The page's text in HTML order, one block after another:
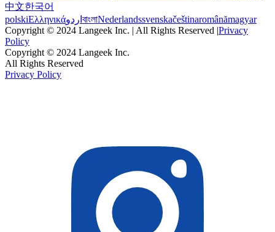
中文한국어
polskiΕλληνικάاردو বাংলাNederlandssvenskačeštinaromânămagyar
Copyright © 2024 Langeek Inc. | All Rights Reserved |Privacy
Policy
Copyright © 2024 Langeek Inc.
All Rights Reserved
Privacy Policy